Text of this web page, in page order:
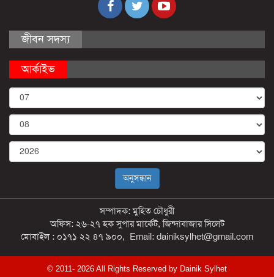
জীবন সদস্য
আর্কাইভ
সম্পাদক: মুহিত চৌধুরী
অফিস: ২৬-২৭ হক সুপার মার্কেট, জিন্দাবাজার সিলেট
মোবাইল : ০১৭১ ২২ ৪৭ ৯০০, Email: dainiksylhet@gmail.com
© 2011- 2026 All Rights Reserved by Dainik Sylhet